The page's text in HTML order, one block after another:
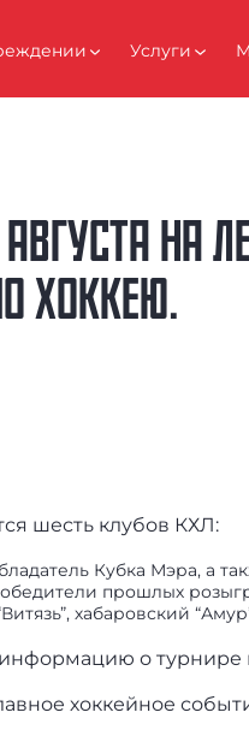
Услуги
АВГУСТА НА
ХОККЕЮ.
шесть клубов КХЛ:
Кубка Мэра, а
прошлых
хабаровский
о турнире
хоккейное